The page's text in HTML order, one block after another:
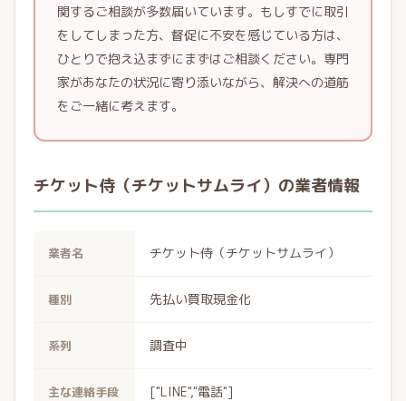
関するご相談が多数届いています。もしすでに取引
をしてしまった方、督促に不安を感じている方は、
ひとりで抱え込まずにまずはご相談ください。専門
家があなたの状況に寄り添いながら、解決への道筋
をご一緒に考えます。
チケット侍（チケットサムライ）の業者情報
業者名 チケット侍（チケットサムライ）
種別 先払い買取現金化
系列 調査中
主な連絡手段 ["LINE","電話"]